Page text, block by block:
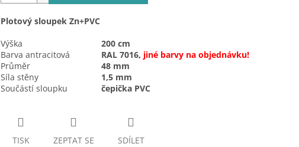
Plotový sloupek Zn+PVC
Výška
200 cm
Barva antracitová
RAL 7016, jiné barvy na objednávku!
Průměr
48 mm
Síla stěny
1,5 mm
Součástí sloupku
čepička PVC
TISK ZEPTAT SE SDÍLET